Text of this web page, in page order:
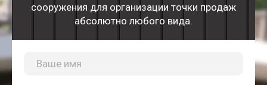
сооружения для организации точки продаж
абсолютно любого вида.